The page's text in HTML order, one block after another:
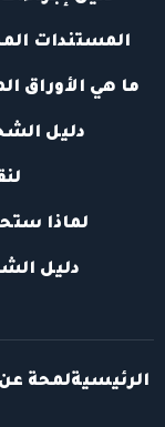
المستندات
ما هي الأوراق
دليل
لماذا
دليل
الرئيسيةلمحة